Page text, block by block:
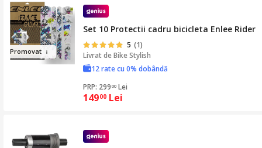
Promovat
Set 10 Protectii cadru bicicleta Enlee Rider
5 (1)
Livrat deBike Stylish
12 rate cu 0% dobândă
PRP: 299 00 Lei
14900 Lei